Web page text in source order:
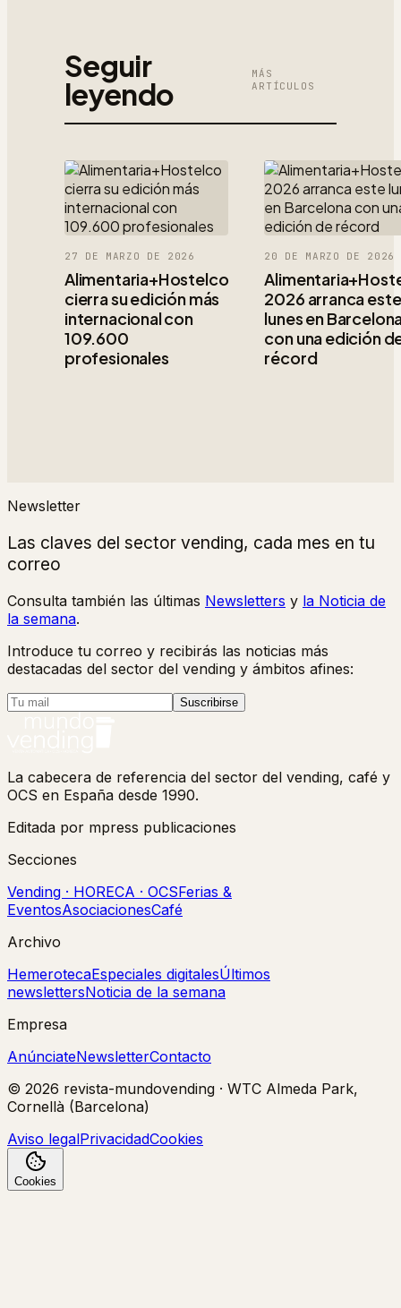
Seguir
leyendo
MÁS
ARTÍCULOS
27 DE MARZO DE 2026
Alimentaria+Hostelco
cierra su edición más
internacional con
109.600
profesionales
20 DE MARZO DE 2026
2026 arranca este
lunes en
con una edición
récord
Newsletter
Las claves del sector vending, cada mes en tu
correo
Consulta también las últimas Newsletters y la Noticia de
la semana.
Introduce tu correo y recibirás las noticias más
destacadas del sector del vending y ámbitos afines:
Suscribirse
La cabecera de referencia del sector del vending, café y
OCS en España desde 1990.
Editada por mpress publicaciones
Secciones
Vending · HORECA · OCSFerias &
EventosAsociacionesCafé
Archivo
HemerotecaEspeciales digitalesÚltimos
newslettersNoticia de la semana
Empresa
AnúnciateNewsletterContacto
© 2026 revista-mundovending · WTC Almeda Park,
Cornellà (Barcelona)
Aviso legalPrivacidadCookies
Cookies